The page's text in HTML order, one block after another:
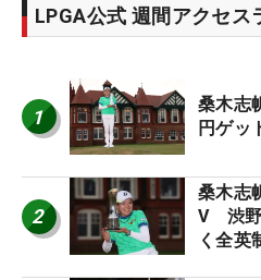
LPGA公式 週間アクセス
1
桑木志
円ゲッ
2
桑木志
V 渋野
く全英